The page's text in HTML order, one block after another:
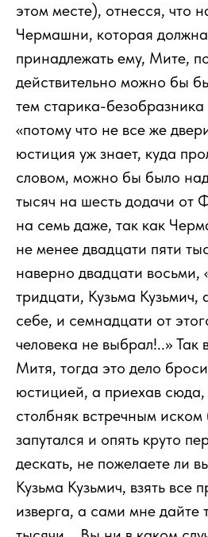
этом месте), отнесся, что
Чермашни, которая
принадлежать ему, Мите,
действительно можно бы
тем старика-
«потому что не все же
юстиция уж знает, куда
словом, можно бы было
тысяч на шесть додачи от
на семь даже, так как
не менее двадцати пяти
наверно двадцати восьми,
тридцати, Кузьма Кузьмич,
себе, и семнадцати от
человека не выбрал!..» Так
Митя, тогда это дело
юстицией, а приехав сюда,
столбняк встречным
запутался и опять круто
дескать, не пожелаете ли
Кузьма Кузьмич, взять все
изверга, а сами мне дайте